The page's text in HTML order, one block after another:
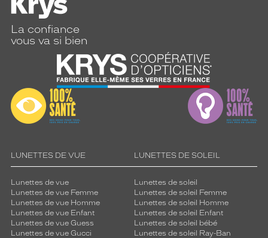
La confiance
vous va si bien
LUNETTES DE VUE
Lunettes de vue
Lunettes de vue Femme
Lunettes de vue Homme
Lunettes de vue Enfant
Lunettes de vue Guess
Lunettes de vue Gucci
LUNETTES DE SOLEIL
Lunettes de soleil
Lunettes de soleil Femme
Lunettes de soleil Homme
Lunettes de soleil Enfant
Lunettes de soleil bébé
Lunettes de soleil Ray-Ban